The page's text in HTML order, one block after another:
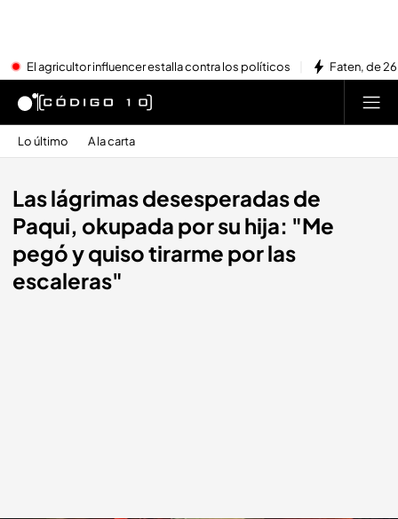
El agricultor influencer estalla contra los políticos Faten, de
Lo último A la carta
Las lágrimas desesperadas de
Paqui, okupada por su hija: "Me
pegó y quiso tirarme por las
escaleras"